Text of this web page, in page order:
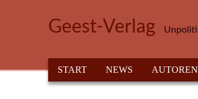
Geest-Verlag
HAUPTMENÜ
START NEWS AUTOREN